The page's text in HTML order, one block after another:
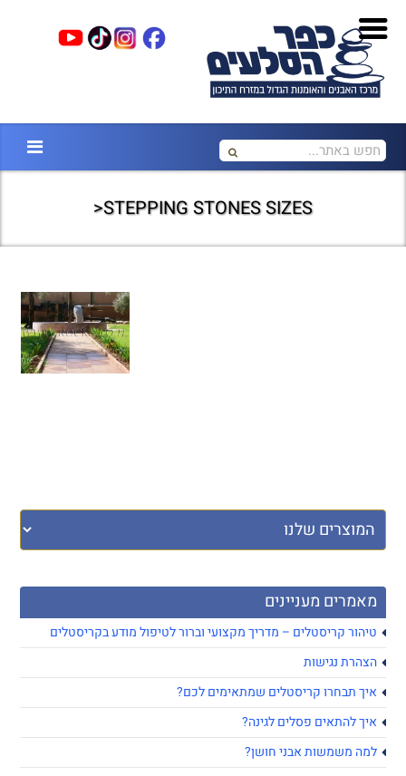
STEPPING STONES SIZES<
מאמרים מעניינים
טיהור קריסטלים – מדריך מקצועי וברור לטיפול מודע בקריסטלים
הצהרת נגישות
איך תבחרו קריסטלים שמתאימים לכם?
איך להתאים פסלים לגינה?
למה משמשות אבני חושן?